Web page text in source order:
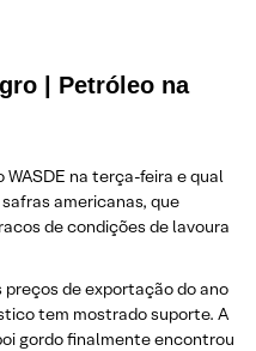
| Petróleo na
na terça-feira e qual
americanas, que
de condições de lavoura
preços de exportação do ano
tem mostrado suporte. A
gordo finalmente encontrou